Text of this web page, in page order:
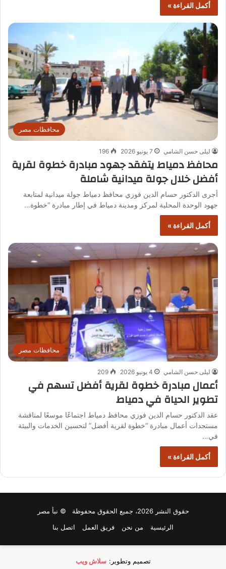
أكمل القراءة »
محافظات مصر
ليلى حسن الشامي 7 يونيو 2026 196
محافظ دمياط يتفقد جهود مبادرة خطوة لقرية
أفضل خلال جولة ميدانية شاملة
أجرى الدكتور حسام الدين فوزي محافظ دمياط جولة ميدانية لمتابعة
جهود الوحدة المحلية لمركز ومدينة دمياط في إطار مبادرة “خطوة…
أكمل القراءة »
محافظات مصر
ليلى حسن الشامي 4 يونيو 2026 209
أعمال مبادرة خطوة لقرية أفضل تسهم في
تطوير الحياة في دمياط
عقد الدكتور حسام الدين فوزي محافظ دمياط اجتماعًا موسعًا لمناقشة
مستجدات أعمال مبادرة “خطوة لقرية أفضل” لتحسين الخدمات والبيئة
في…
أكمل القراءة »
حقوق النشر 2026، جميع الحقوق محفوظة © نبأ مصر
الرئيسية
من نحن فريق العمل اتصل بنا
تصميم وتطوير: سلاش ويب